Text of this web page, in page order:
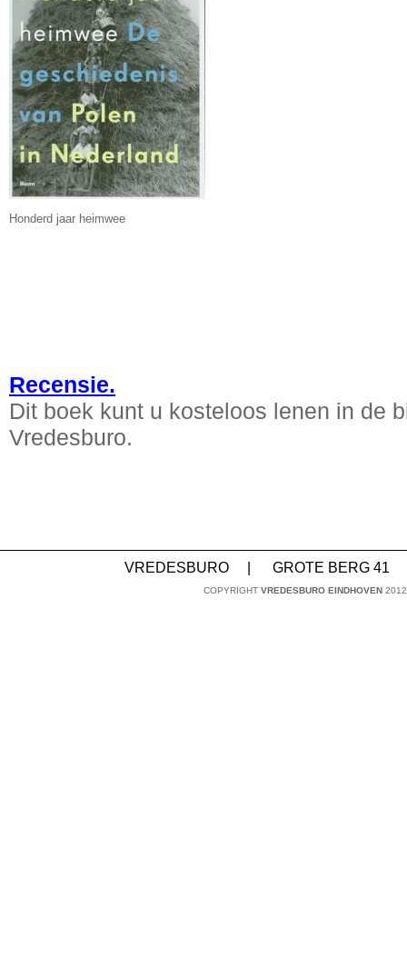
Honderd jaar heimwee
Recensie.
Dit boek kunt u kosteloos lenen in de
Vredesburo.
VREDESBURO GROTE BERG 41
COPYRIGHT VREDESBURO EINDHOVEN